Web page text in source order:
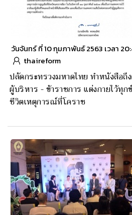
วันจันทร์ ที่ 10 กุมภาพันธ์ 2563 เวลา
thaireform
ปลัดกระทรวงมหาดไทย ทำหนังสือถึ
ผู้บริหาร - ข้าราชการ แต่งกายไว้ทุก
ชีวิตเหตุการณ์ที่โคราช